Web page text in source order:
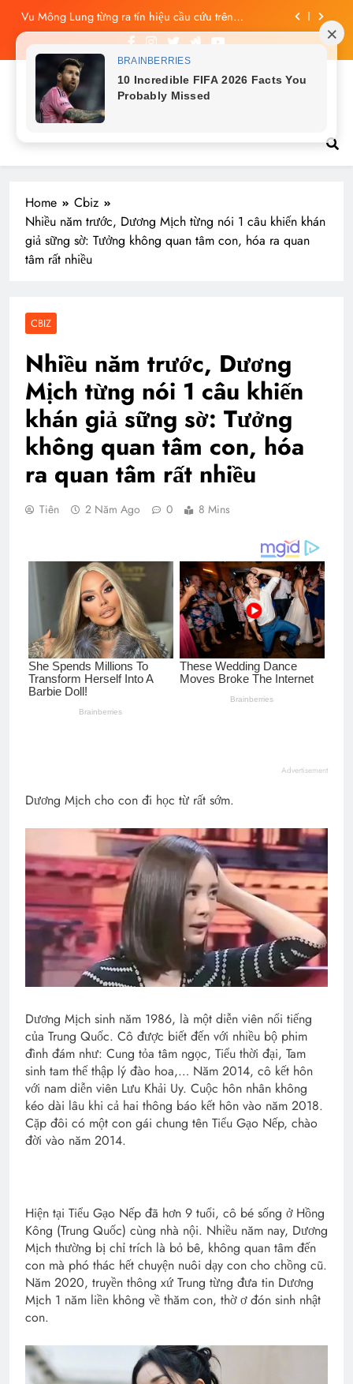
Skip
content
Công bố tin nhắn cuối cùng của Vu Mông Lung, vừa
đau xót vừa phẫn nộ
Vu Mông Lung báo cáo khám nghiệm bị “rò rỉ” dư
luận sục sôi và đặt nhiều câu hỏi
Vu Mông Lung mất ngày ‘Huyết Nguyệt’, nghi Uông
Du Cầm ‘hại’, bằng chứng bị lộ!
Vu Mông Lung từng ra tín hiệu cầu cứu trên
livestream, mẹ đến công ty quậy?
Tin tức nóng hổi
Home
Cbiz
Nhiều năm trước, Dương Mịch từng nói 1 câu khiến khán
giả sững sờ: Tưởng không quan tâm con, hóa ra quan
tâm rất nhiều
CBIZ
Nhiều năm trước, Dương
Mịch từng nói 1 câu khiến
khán giả sững sờ: Tưởng
không quan tâm con, hóa
ra quan tâm rất nhiều
Tiên 2 Năm Ago 0 8 Mins
Advertisement
Dương Mịch cho con đi học từ rất sớm.
Dương Mịch sinh năm 1986, là một diễn viên nổi tiếng
của Trung Quốc. Cô được biết đến với nhiều bộ phim
đình đám như: Cung tỏa tâm ngọc, Tiểu thời đại, Tam
sinh tam thế thập lý đào hoa,… Năm 2014, cô kết hôn
với nam diễn viên Lưu Khải Uy. Cuộc hôn nhân không
kéo dài lâu khi cả hai thông báo kết hôn vào năm 2018.
Cặp đôi có một con gái chung tên Tiểu Gạo Nếp, chào
đời vào năm 2014.
Hiện tại Tiểu Gạo Nếp đã hơn 9 tuổi, cô bé sống ở Hồng
Kông (Trung Quốc) cùng nhà nội. Nhiều năm nay, Dương
Mịch thường bị chỉ trích là bỏ bê, không quan tâm đến
con mà phó thác hết chuyện nuôi dạy con cho chồng cũ.
Năm 2020, truyền thông xứ Trung từng đưa tin Dương
Mịch 1 năm liền không về thăm con, thờ ơ đón sinh nhật
con.